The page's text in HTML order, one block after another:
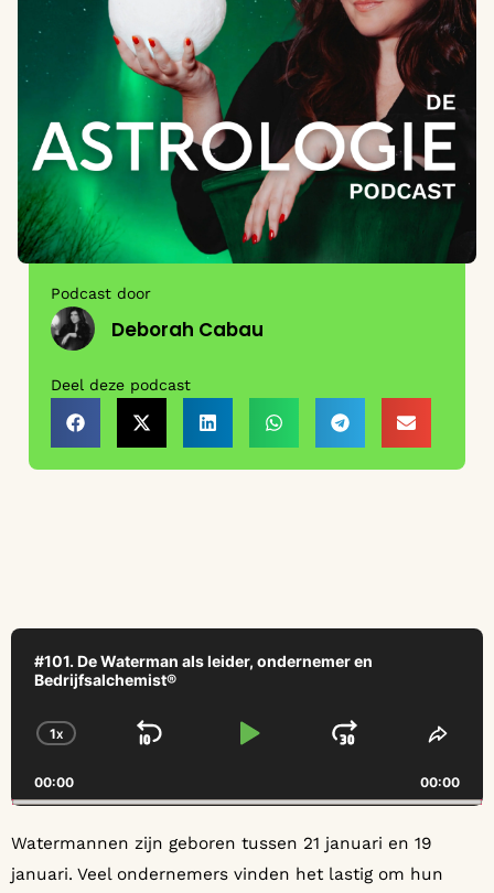
Podcast door
Deborah Cabau
Deel deze podcast
Audio
Player
#101. De Waterman als leider, ondernemer en
Bedrijfsalchemist®
CHANGE PLAYBACK RATE
1X SKIP BACKWARD
PLAY PAUSE
JUMP
00:00 00:00
Watermannen zijn geboren tussen 21 januari en 19
januari. Veel ondernemers vinden het lastig om hun